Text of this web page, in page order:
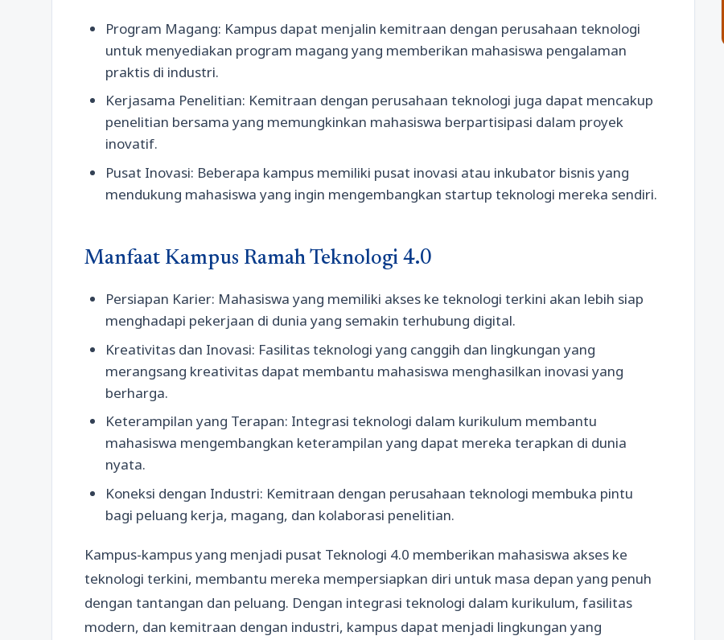
Program Magang: Kampus dapat menjalin kemitraan dengan perusahaan teknologi
untuk menyediakan program magang yang memberikan mahasiswa pengalaman
praktis di industri.
Kerjasama Penelitian: Kemitraan dengan perusahaan teknologi juga dapat mencakup
penelitian bersama yang memungkinkan mahasiswa berpartisipasi dalam proyek
inovatif.
Pusat Inovasi: Beberapa kampus memiliki pusat inovasi atau inkubator bisnis yang
mendukung mahasiswa yang ingin mengembangkan startup teknologi mereka sendiri.
Manfaat Kampus Ramah Teknologi 4.0
Persiapan Karier: Mahasiswa yang memiliki akses ke teknologi terkini akan lebih siap
menghadapi pekerjaan di dunia yang semakin terhubung digital.
Kreativitas dan Inovasi: Fasilitas teknologi yang canggih dan lingkungan yang
merangsang kreativitas dapat membantu mahasiswa menghasilkan inovasi yang
berharga.
Keterampilan yang Terapan: Integrasi teknologi dalam kurikulum membantu
mahasiswa mengembangkan keterampilan yang dapat mereka terapkan di dunia
nyata.
Koneksi dengan Industri: Kemitraan dengan perusahaan teknologi membuka pintu
bagi peluang kerja, magang, dan kolaborasi penelitian.
Kampus-kampus yang menjadi pusat Teknologi 4.0 memberikan mahasiswa akses ke
teknologi terkini, membantu mereka mempersiapkan diri untuk masa depan yang penuh
dengan tantangan dan peluang. Dengan integrasi teknologi dalam kurikulum, fasilitas
modern, dan kemitraan dengan industri, kampus dapat menjadi lingkungan yang